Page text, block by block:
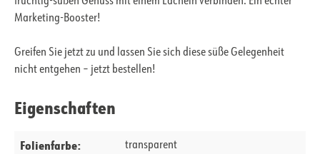
Marketing-Booster!
Greifen Sie jetzt zu und lassen Sie sich diese süße Gelegenheit
nicht entgehen – jetzt bestellen!
Eigenschaften
Folienfarbe: transparent